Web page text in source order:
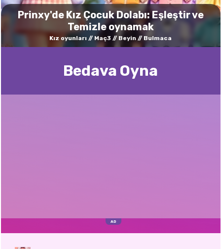
Prinxy'de Kız Çocuk Dolabı: Eşleştir ve
Temizle oynamak
Kız oyunları Maç3 Beyin Bulmaca
Bedava Oyna